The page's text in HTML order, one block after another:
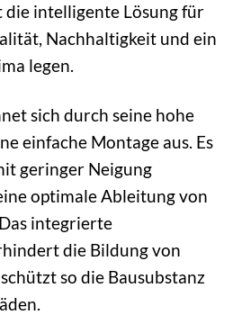
die intelligente Lösung für
Nachhaltigkeit und ein
legen.
sich durch seine hohe
einfache Montage aus. Es
geringer Neigung
optimale Ableitung von
integrierte
die Bildung von
so die Bausubstanz